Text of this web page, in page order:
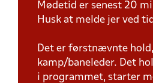
Mødetid er senest 20
Husk at melde jer ved
Det er førstnævnte
kamp/baneleder. Det
i programmet, starter